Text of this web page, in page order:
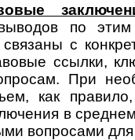
по
с
ссылки,
При
как
в
вопросами